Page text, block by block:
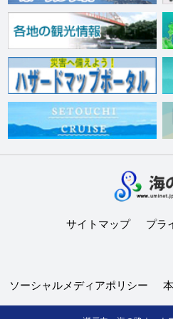
サイトマップ プラ
ソーシャルメディアポリシー